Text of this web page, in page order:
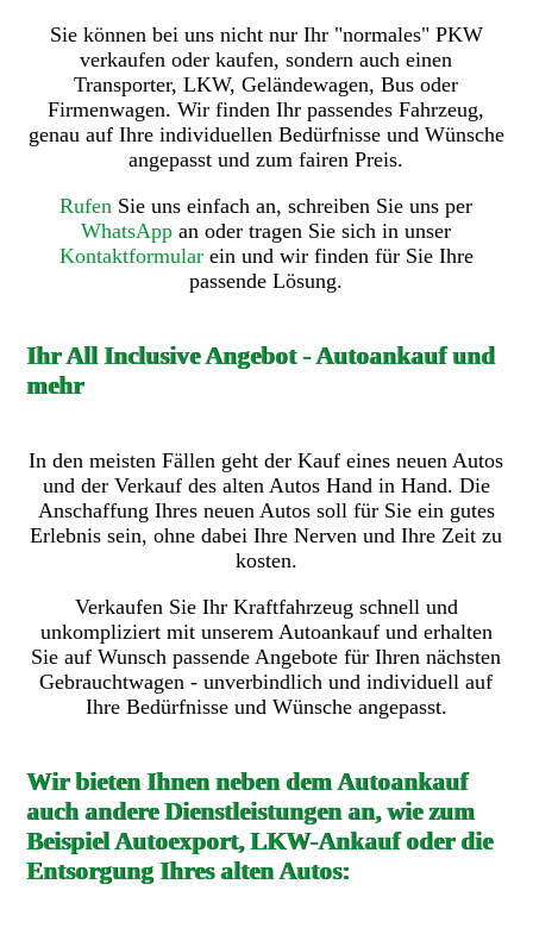
Sie können bei uns nicht nur Ihr "normales" PKW
verkaufen oder kaufen, sondern auch einen
Transporter, LKW, Geländewagen, Bus oder
Firmenwagen. Wir finden Ihr passendes Fahrzeug,
genau auf Ihre individuellen Bedürfnisse und Wünsche
angepasst und zum fairen Preis.
Rufen Sie uns einfach an, schreiben Sie uns per
WhatsApp an oder tragen Sie sich in unser
Kontaktformularein und wir finden für Sie Ihre
passende Lösung.
Ihr All Inclusive Angebot - Autoankauf und
mehr
In den meisten Fällen geht der Kauf eines neuen Autos
und der Verkauf des alten Autos Hand in Hand. Die
Anschaffung Ihres neuen Autos soll für Sie ein gutes
Erlebnis sein, ohne dabei Ihre Nerven und Ihre Zeit zu
kosten.
Verkaufen Sie Ihr Kraftfahrzeug schnell und
unkompliziert mit unserem Autoankauf und erhalten
Sie auf Wunsch passende Angebote für Ihren nächsten
Gebrauchtwagen - unverbindlich und individuell auf
Ihre Bedürfnisse und Wünsche angepasst.
Wir bieten Ihnen neben dem Autoankauf
auch andere Dienstleistungen an, wie zum
Beispiel Autoexport, LKW-Ankauf oder die
Entsorgung Ihres alten Autos: